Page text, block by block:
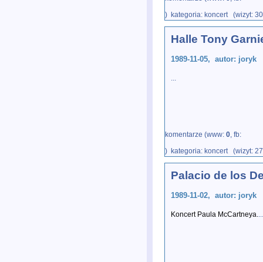
) kategoria: koncert (wizyt:
Halle Tony
1989-11-05, autor: joryk
...
komentarze (www: 0, fb:
) kategoria: koncert (wizyt:
Palacio de los
1989-11-02, autor: joryk
Koncert Paula McCartneya....